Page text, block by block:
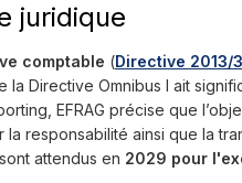
juridique
comptable (Directive 2013/
la Directive Omnibus I ait
EFRAG précise que
responsabilité ainsi que la
attendus en 2029 pour